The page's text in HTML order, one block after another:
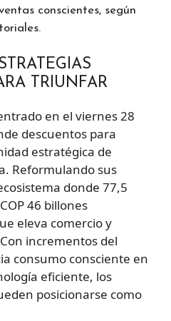
conscientes, según
TRIUNFAR
en el viernes 28
descuentos para
estratégica de
Reformulando sus
donde 77,5
46 billones
eleva comercio y
incrementos del
consumo consciente en
eficiente, los
posicionarse como